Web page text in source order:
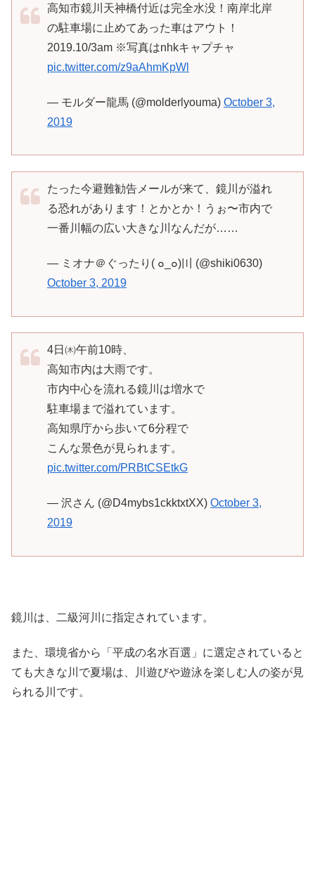
高知市鏡川天神橋付近は完全水没！南岸北岸
の駐車場に止めてあった車はアウト！
2019.10/3am ※写真はnhkキャプチャ
pic.twitter.com/z9aAhmKpWl
— モルダー龍馬 (@molderlyouma) October 3,
2019
たった今避難勧告メールが来て、鏡川が溢れ
る恐れがあります！とかとか！うぉ〜市内で
一番川幅の広い大きな川なんだが……
— ミオナ＠ぐったり( ๐_๐)〣 (@shiki0630)
October 3, 2019
4日㈭午前10時、
高知市内は大雨です。
市内中心を流れる鏡川は増水で
駐車場まで溢れています。
高知県庁から歩いて6分程で
こんな景色が見られます。
pic.twitter.com/PRBtCSEtkG
— 沢さん (@D4mybs1ckktxtXX) October 3,
2019
鏡川は、二級河川に指定されています。
また、環境省から「平成の名水百選」に選定されていると
ても大きな川で夏場は、川遊びや遊泳を楽しむ人の姿が見
られる川です。